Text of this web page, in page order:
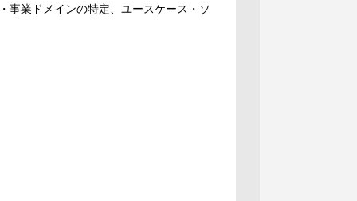
事業ドメインの特定、ユースケース・ソ